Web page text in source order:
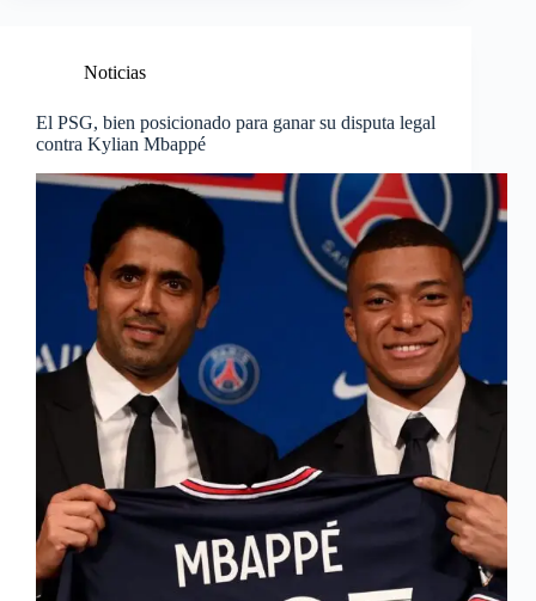
Noticias
El PSG, bien posicionado para ganar su disputa legal
contra Kylian Mbappé